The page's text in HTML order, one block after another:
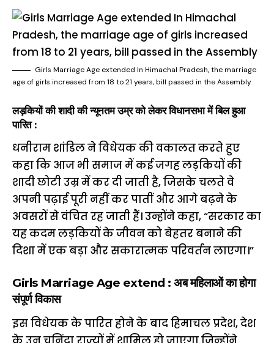
Girls Marriage Age extended In Himachal Pradesh, the marriage
age of girls increased from 18 to 21 years, bill passed in the Assembly
लड़कियों की शादी की न्यूनतम उम्र को लेकर विधानसभा में बिल हुआ
पारित :
धनीराम शांडिल ने विधेयक की वकालत करते हुए
कहा कि आज भी समाज में कई जगह लड़कियों की
शादी छोटी उम्र में कर दी जाती है, जिसके चलते वे
अपनी पढ़ाई पूरी नहीं कर पातीं और आगे बढ़ने के
अवसरों से वंचित रह जाती हैं। उन्होंने कहा, “सरकार का
यह कदम लड़कियों के जीवन को बेहतर बनाने की
दिशा में एक बड़ा और सकारात्मक परिवर्तन लाएगा।”
Girls Marriage Age extend : अब महिलाओं का होगा
संपूर्ण विकास
इस विधेयक के पारित होने के बाद हिमाचल प्रदेश, देश